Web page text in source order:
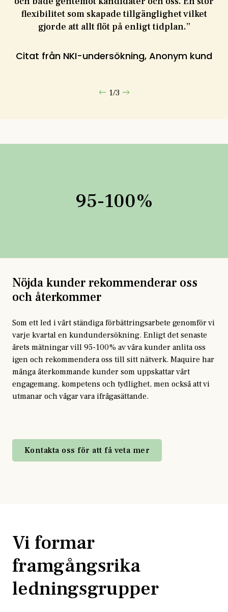
flexibilitet som skapade tillgänglighet vilket
gjorde att allt flöt på enligt tidplan.”
Citat från NKI-undersökning, Anonym kund
1/3
95-100%
Nöjda kunder rekommenderar oss
och återkommer
Som ett led i vårt ständiga förbättringsarbete genomför vi
varje kvartal en kundundersökning. Enligt det senaste
årets mätningar vill 95-100% av våra kunder anlita oss
igen och rekommendera oss till sitt nätverk. Maquire har
många återkommande kunder som uppskattar vårt
engagemang, kompetens och tydlighet, men också att vi
utmanar och vågar vara ifrågasättande.
Kontakta oss för att få veta mer
Vi formar
framgångsrika
ledningsgrupper